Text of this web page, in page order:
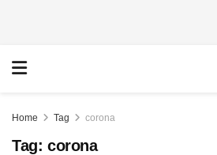
Home Tag corona
Tag: corona